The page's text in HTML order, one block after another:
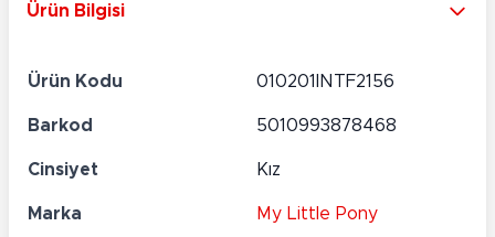
Ürün Bilgisi
Ürün Kodu 010201INTF2156
Barkod 5010993878468
Cinsiyet Kız
Marka My Little Pony